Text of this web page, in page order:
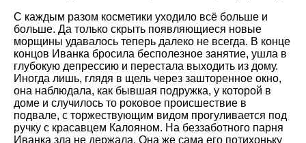
С каждым разом косметики уходило всё больше и
больше. Да только скрыть появляющиеся новые
морщины удавалось теперь далеко не всегда. В конце
концов Иванка бросила бесполезное занятие, ушла в
глубокую депрессию и перестала выходить из дому.
Иногда лишь, глядя в щель через зашторенное окно,
она наблюдала, как бывшая подружка, у которой в
доме и случилось то роковое происшествие в
подвале, с торжествующим видом прогуливается под
ручку с красавцем Калояном. На беззаботного парня
Иванка зла не держала. Она же сама его потихоньку